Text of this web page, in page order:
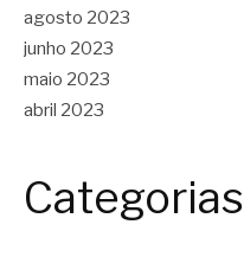
agosto 2023
junho 2023
maio 2023
abril 2023
Categorias